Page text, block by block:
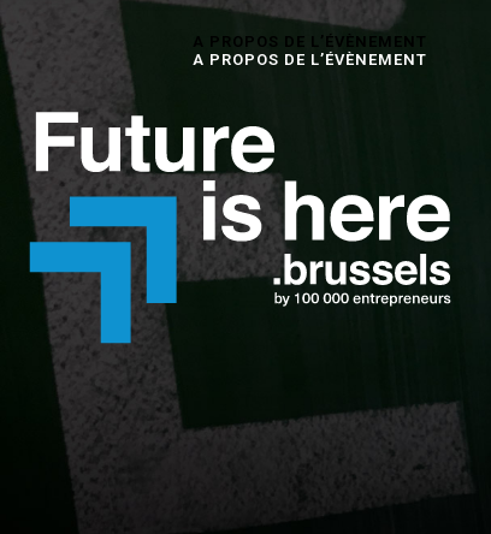
A PROPOS DE L’ÉVÈNEMENT
A PROPOS DE L’ÉVÈNEMENT